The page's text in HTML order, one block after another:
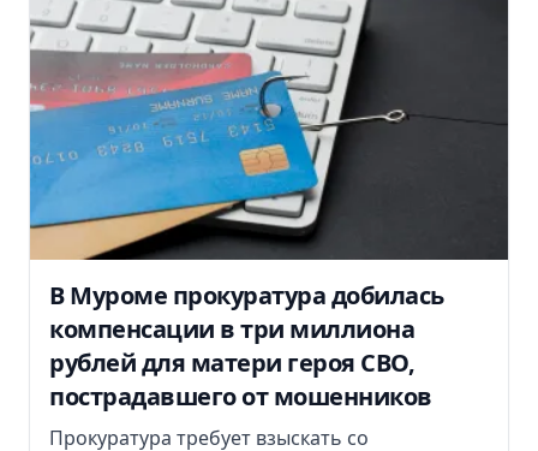
В Муроме прокуратура добилась
компенсации в три миллиона
рублей для матери героя СВО,
пострадавшего от мошенников
Прокуратура требует взыскать со